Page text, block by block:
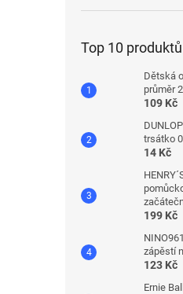
Top 10 produktů
Dětská
průměr
109 Kč
trsátko
14 Kč
199 Kč
zápěstí
123 Kč
Ernie